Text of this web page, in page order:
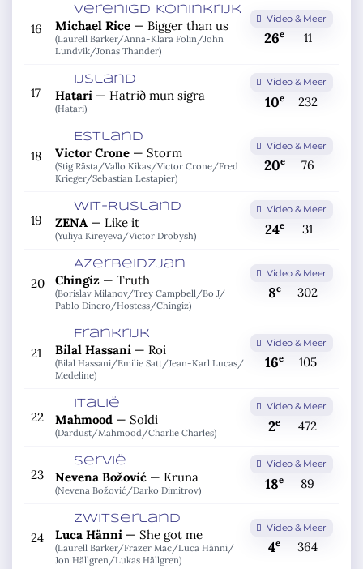
16
Verenigd Koninkrijk
Michael Rice— Bigger than us
(Laurell Barker/Anna-Klara Folin/John
Lundvik/Jonas Thander)
Video & Meer
26e 11
17
IJsland
Hatari— Hatrið mun sigra
(Hatari)
Video & Meer
10e 232
18
Estland
Victor Crone— Storm
(Stig Rästa/Vallo Kikas/Victor Crone/Fred
Krieger/Sebastian Lestapier)
Video & Meer
20e 76
19
Wit-Rusland
ZENA— Like it
(Yuliya Kireyeva/Victor Drobysh)
Video & Meer
24e 31
20
Azerbeidzjan
Chingiz— Truth
(Borislav Milanov/Trey Campbell/Bo J/
Pablo Dinero/Hostess/Chingiz)
Video & Meer
8e 302
21
Frankrijk
Bilal Hassani— Roi
(Bilal Hassani/Emilie Satt/Jean-Karl Lucas/
Medeline)
Video & Meer
16e 105
22
Italië
Mahmood— Soldi
(Dardust/Mahmood/Charlie Charles)
Video & Meer
2e 472
23
Servië
Nevena Božović— Kruna
(Nevena Božović/Darko Dimitrov)
Video & Meer
18e 89
24
Zwitserland
Luca Hänni— She got me
(Laurell Barker/Frazer Mac/Luca Hänni/
Jon Hällgren/Lukas Hällgren)
Video & Meer
4e 364